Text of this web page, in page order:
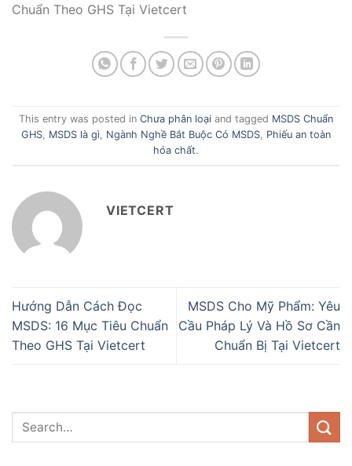
Chuẩn Theo GHS Tại Vietcert
This entry was posted in Chưa phân loại and tagged MSDS Chuẩn
GHS, MSDS là gì, Ngành Nghề Bắt Buộc Có MSDS, Phiếu an toàn
hóa chất.
VIETCERT
Hướng Dẫn Cách Đọc
MSDS: 16 Mục Tiêu Chuẩn
Theo GHS Tại Vietcert
MSDS Cho Mỹ Phẩm: Yêu
Cầu Pháp Lý Và Hồ Sơ Cần
Chuẩn Bị Tại Vietcert